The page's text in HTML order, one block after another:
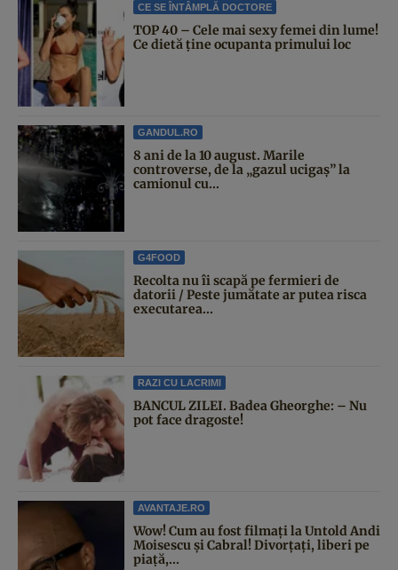
CE SE ÎNTÂMPLĂ DOCTORE
TOP 40 – Cele mai sexy femei din lume!
Ce dietă ține ocupanta primului loc
GANDUL.RO
8 ani de la 10 august. Marile
controverse, de la „gazul ucigaș” la
camionul cu...
G4FOOD
Recolta nu îi scapă pe fermieri de
datorii / Peste jumătate ar putea risca
executarea...
RAZI CU LACRIMI
BANCUL ZILEI. Badea Gheorghe: – Nu
pot face dragoste!
AVANTAJE.RO
Wow! Cum au fost filmați la Untold Andi
Moisescu și Cabral! Divorțați, liberi pe
piață,...